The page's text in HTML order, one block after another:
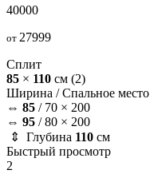
40000
от 27999
Сплит
85 × 110 см (2)
Ширина /Спальное место
⇔ 85 / 70 × 200
⇔ 95 /80 × 200
⇕ Глубина 110 см
Быстрый просмотр
2